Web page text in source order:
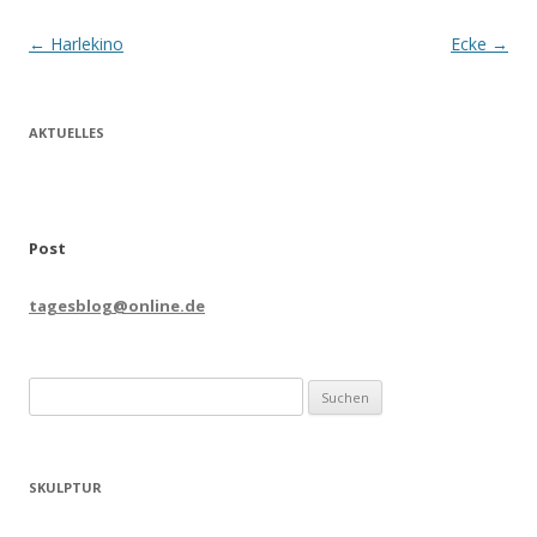
Beitrags-
← Harlekino Ecke →
AKTUELLES
Post
tagesblog@online.de
nach:
SKULPTUR